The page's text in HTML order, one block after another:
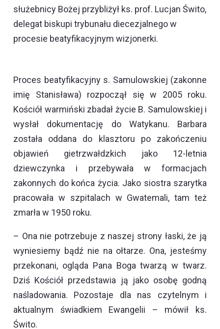
służebnicy Bożej przybliżył ks. prof. Lucjan Świto,
delegat biskupi trybunału diecezjalnego w
procesie beatyfikacyjnym wizjonerki.
Proces beatyfikacyjny s. Samulowskiej (zakonne
imię Stanisława) rozpoczął się w 2005 roku.
Kościół warmiński zbadał życie B. Samulowskiej i
wysłał dokumentację do Watykanu. Barbara
została oddana do klasztoru po zakończeniu
objawień gietrzwałdzkich jako 12-letnia
dziewczynka i przebywała w formacjach
zakonnych do końca życia. Jako siostra szarytka
pracowała w szpitalach w Gwatemali, tam też
zmarła w 1950 roku.
– Ona nie potrzebuje z naszej strony łaski, że ją
wyniesiemy bądź nie na ołtarze. Ona, jesteśmy
przekonani, ogląda Pana Boga twarzą w twarz.
Dziś Kościół przedstawia ją jako osobę godną
naśladowania. Pozostaje dla nas czytelnym i
aktualnym świadkiem Ewangelii – mówił ks.
Świto.